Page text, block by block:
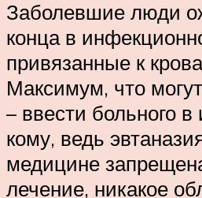
Заболевшие люди
конца в
привязанные к
Максимум, что
– ввести больного в
кому, ведь
медицине
лечение, никакое